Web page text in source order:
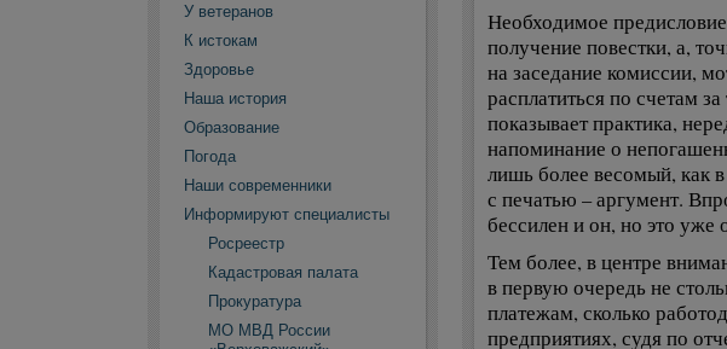
У ветеранов
К истокам
Здоровье
Наша история
Образование
Погода
Наши современники
Информируют специалисты
Росреестр
Кадастровая палата
Прокуратура
МО МВД России
Необходимое
получение повестки, а,
на заседание комиссии,
расплатиться по счетам
показывает практика,
напоминание о
лишь более весомый, как
с печатью – аргумент.
бессилен и он, но это уже
Тем более, в центре
в первую очередь не
платежам, сколько
предприятиях, судя по